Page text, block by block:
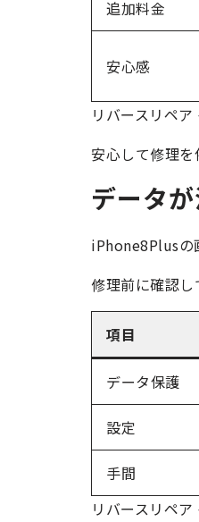
追加料金
安心感
リバースリペ
安心して修理を
データ
iPhone8Plusの
修理前に確認し
項目
データ保護
設定
手間
リバースリペ